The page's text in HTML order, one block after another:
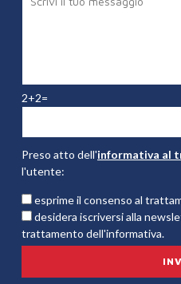
2+2=
Preso atto dell'informativa al
l'utente:
esprime il consenso al
desidera iscriversi alla
trattamento dell'informativa.